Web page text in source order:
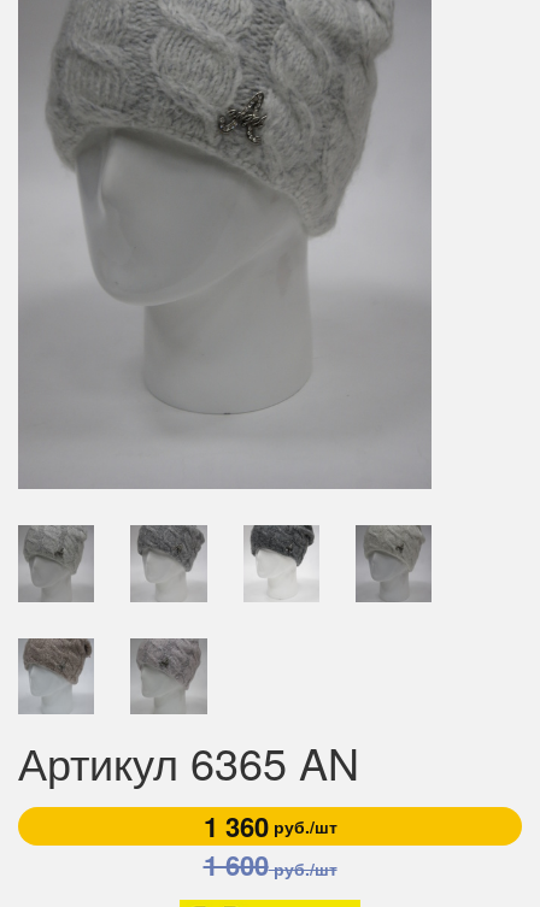
Артикул 6365 AN
1 360руб./шт
1 600руб./шт